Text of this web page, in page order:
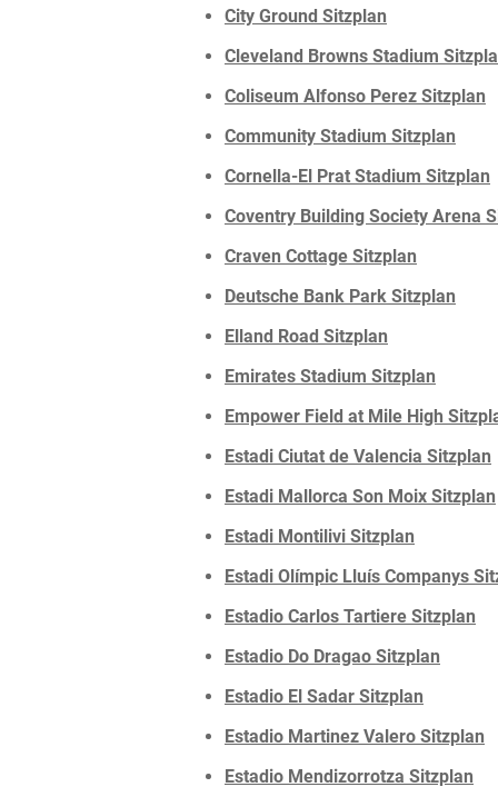
City Ground Sitzplan
Cleveland Browns Stadium
Coliseum Alfonso Perez Sitzplan
Community Stadium Sitzplan
Cornella-El Prat Stadium Sitzplan
Coventry Building Society Arena
Craven Cottage Sitzplan
Deutsche Bank Park Sitzplan
Elland Road Sitzplan
Emirates Stadium Sitzplan
Empower Field at Mile High
Estadi Ciutat de Valencia Sitzplan
Estadi Mallorca Son Moix Sitzplan
Estadi Montilivi Sitzplan
Estadi Olímpic Lluís Companys
Estadio Carlos Tartiere Sitzplan
Estadio Do Dragao Sitzplan
Estadio El Sadar Sitzplan
Estadio Martinez Valero Sitzplan
Estadio Mendizorrotza Sitzplan